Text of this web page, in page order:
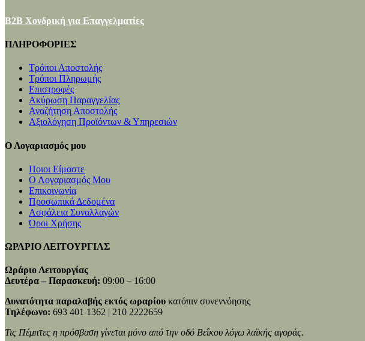
B2B Χονδρική για Επαγγελματίες
ΠΛΗΡΟΦΟΡΙΕΣ
Τρόποι Αποστολής
Τρόποι Πληρωμής
Επιστροφές
Ακύρωση Παραγγελίας
Αναζήτηση Αποστολής
Αξιολόγηση Προϊόντων & Υπηρεσιών
Ο Λογαριασμός μου
Ποιοι Είμαστε
Ο Λογαριασμός Μου
Επικοινωνία
Προσωπικά Δεδομένα
Ασφάλεια Συναλλαγών
Όροι Χρήσης
ΩΡΑΡΙΟ ΛΕΙΤΟΥΡΓΙΑΣ
Ωράριο Λειτουργίας
Δευτέρα – Παρασκευή: 09:00 – 16:00
Δυνατότητα παραλαβής εκτός ωραρίου κατόπιν συνεννόησης
Τηλέφωνο: 693 401 1362 | 210 2222659
Τις Πέμπτες η πρόσβαση γίνεται μόνο από την οδό Βεΐκου λόγω λαϊκής αγοράς.